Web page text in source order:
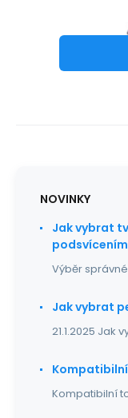
marže. 10-
NOVINKY
Jak vybrat
Výběr
Jak vybrat
21.1.2025 Jak
Kompatibilní